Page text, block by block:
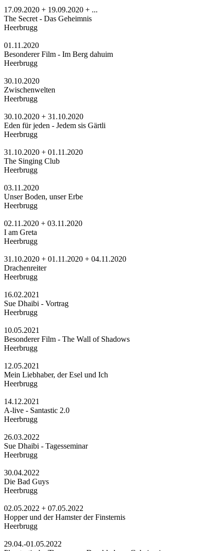
17.09.2020 + 19.09.2020 + ...
The Secret - Das Geheimnis
Heerbrugg
01.11.2020
Besonderer Film - Im Berg dahuim
Heerbrugg
30.10.2020
Zwischenwelten
Heerbrugg
30.10.2020 + 31.10.2020
Eden für jeden - Jedem sis Gärtli
Heerbrugg
31.10.2020 + 01.11.2020
The Singing Club
Heerbrugg
03.11.2020
Unser Boden, unser Erbe
Heerbrugg
02.11.2020 + 03.11.2020
I am Greta
Heerbrugg
31.10.2020 + 01.11.2020 + 04.11.2020
Drachenreiter
Heerbrugg
16.02.2021
Sue Dhaibi - Vortrag
Heerbrugg
10.05.2021
Besonderer Film - The Wall of Shadows
Heerbrugg
12.05.2021
Mein Liebhaber, der Esel und Ich
Heerbrugg
14.12.2021
A-live - Santastic 2.0
Heerbrugg
26.03.2022
Sue Dhaibi - Tagesseminar
Heerbrugg
30.04.2022
Die Bad Guys
Heerbrugg
02.05.2022 + 07.05.2022
Hopper und der Hamster der Finsternis
Heerbrugg
29.04.-01.05.2022